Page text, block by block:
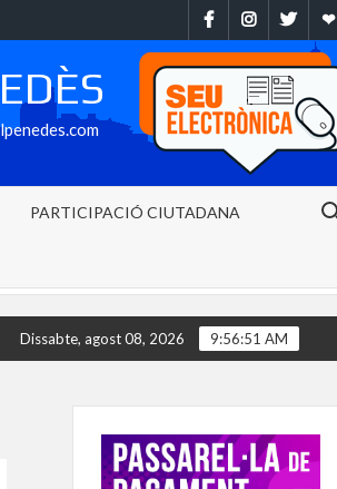
FacebookInstragram
PARTICIPACIÓ CIUTADANA
municipal de l’avinguda Baix Penedès
Dissabte, agost 08, 2026 9:56:52 AM